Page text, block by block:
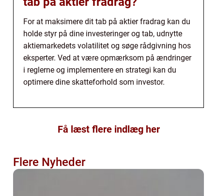
For at maksimere dit tab på aktier fradrag kan du
holde styr på dine investeringer og tab, udnytte
aktiemarkedets volatilitet og søge rådgivning hos
eksperter. Ved at være opmærksom på ændringer
i reglerne og implementere en strategi kan du
optimere dine skatteforhold som investor.
Få læst flere indlæg her
Flere Nyheder